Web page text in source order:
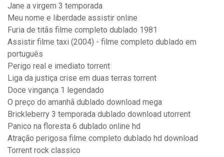
Jane a virgem 3 temporada
Meu nome e liberdade assistir online
Furia de titãs filme completo dublado 1981
Assistir filme taxi (2004) - filme completo dublado em
português
Perigo real e imediato torrent
Liga da justiça crise em duas terras torrent
Doce vingança 1 legendado
O preço do amanhã dublado download mega
Brickleberry 3 temporada dublado download utorrent
Panico na floresta 6 dublado online hd
Atração perigosa filme completo dublado hd download
Torrent rock classico